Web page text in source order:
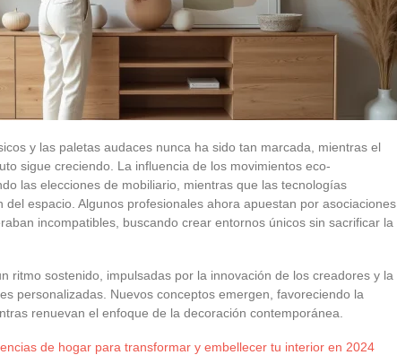
y las paletas audaces nunca ha sido tan marcada, mientras el
sigue creciendo. La influencia de los movimientos eco-
las elecciones de mobiliario, mientras que las tecnologías
del espacio. Algunos profesionales ahora apuestan por asociaciones
incompatibles, buscando crear entornos únicos sin sacrificar la
ritmo sostenido, impulsadas por la innovación de los creadores y la
personalizadas. Nuevos conceptos emergen, favoreciendo la
renuevan el enfoque de la decoración contemporánea.
de hogar para transformar y embellecer tu interior en 2024